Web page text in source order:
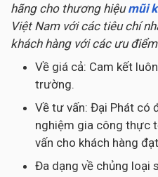
hãng cho thương hiệu mũi
Việt Nam với các tiêu chí
khách hàng với các ưu
Về giá cả: Cam kết
trường.
Về tư vấn: Đại Phát có
nghiệm gia công thực
vấn cho khách hàng
Đa dạng về chủng loại